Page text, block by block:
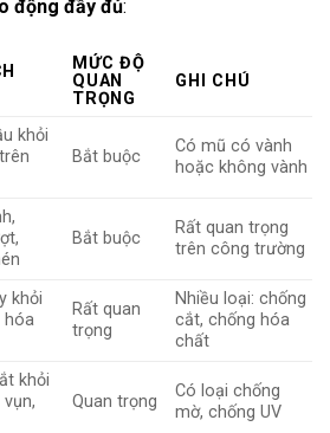
động đầy đủ:
MỨC ĐỘ
QUAN
TRỌNG
GHI CHÚ
khỏi
Bắt buộc
Có mũ có vành
hoặc không vành
Bắt buộc
Rất quan trọng
trên công trường
khỏi
hóa
Rất quan
trọng
Nhiều loại: chống
cắt, chống hóa
chất
khỏi
vụn,
Quan trọng
Có loại chống
mờ, chống UV